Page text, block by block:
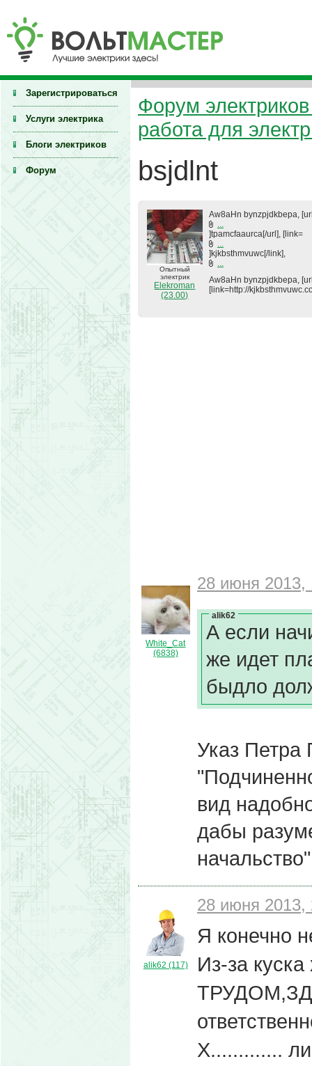
Зарегистрироваться
Услуги электрика
Блоги электриков
Форум
Форум электриков
работа для
bsjdlnt
Опытный
электрик
Elekroman
(23.00)
Aw8aHn bynzpjdkbepa,
...
]tpamcfaaurca[/url], [link=
...
]kjkbsthmvuwc[/link],
...
Aw8aHn bynzpjdkbepa,
[link=http://
White_Cat
(6838)
28 июня 2013,
alik62
А если
же идет
быдло
Указ Петра
вид
дабы
alik62 (117)
28 июня 2013,
Я конечно
Из-за
Х.............